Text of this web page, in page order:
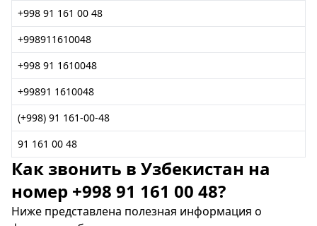
+998 91 161 00 48
+998911610048
+998 91 1610048
+99891 1610048
(+998) 91 161-00-48
91 161 00 48
Как звонить в Узбекистан на
номер +998 91 161 00 48?
Ниже представлена полезная информация о